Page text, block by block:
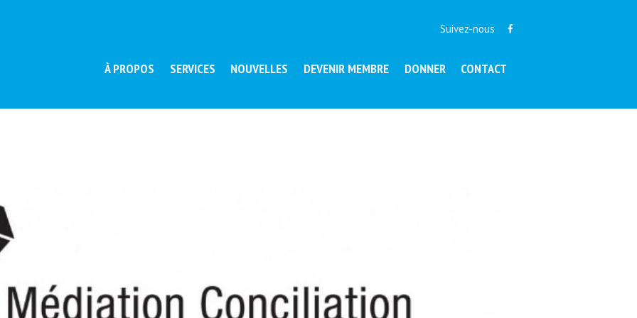
Suivez-nous
À PROPOS SERVICES NOUVELLES DEVENIR MEMBRE DONNER CONTACT